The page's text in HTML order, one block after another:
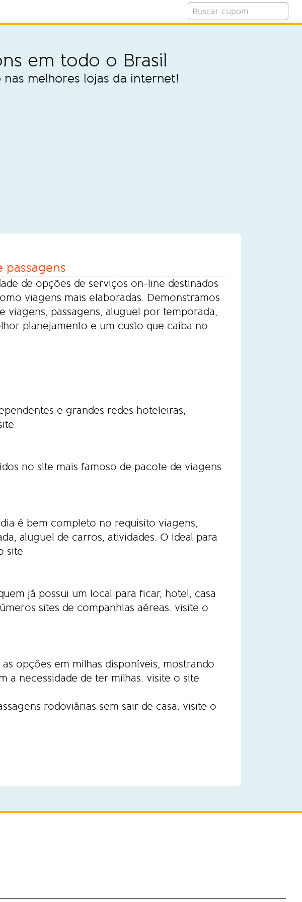
em todo o Brasil
melhores lojas da internet!
passagens
de opções de serviços on-line destinados
viagens mais elaboradas. Demonstramos
viagens, passagens, aluguel por temporada,
planejamento e um custo que caiba no
e grandes redes hoteleiras,
no site mais famoso de pacote de viagens
é bem completo no requisito viagens,
aluguel de carros, atividades. O ideal para
site
já possui um local para ficar, hotel, casa
sites de companhias aéreas. visite o
opções em milhas disponíveis, mostrando
a necessidade de ter milhas. visite o site
rodoviárias sem sair de casa. visite o